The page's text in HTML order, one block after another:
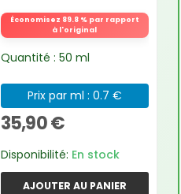
Économisez 89.8 % par rapport
à l'original
Quantité : 50 ml
Prix par ml : 0.7 €
35,90 €
Disponibilité: En stock
AJOUTER AU PANIER